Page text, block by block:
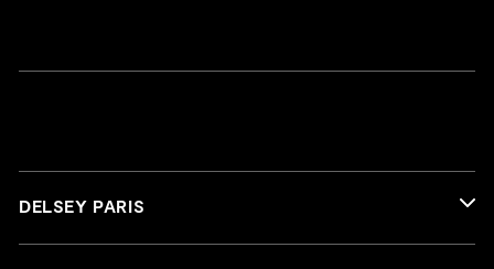
DELSEY PARIS